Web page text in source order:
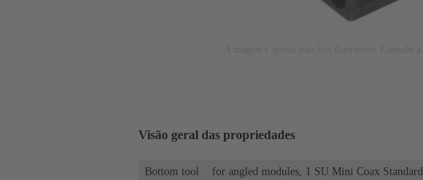
Visão geral das propriedades
Bottom tool for angled modules, 1 SU Mini Coax Standard